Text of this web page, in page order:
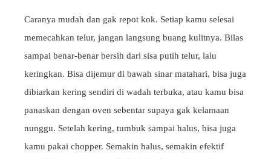
Caranya mudah dan gak repot kok. Setiap kamu selesai
memecahkan telur, jangan langsung buang kulitnya. Bilas
sampai benar-benar bersih dari sisa putih telur, lalu
keringkan. Bisa dijemur di bawah sinar matahari, bisa juga
dibiarkan kering sendiri di wadah terbuka, atau kamu bisa
panaskan dengan oven sebentar supaya gak kelamaan
nunggu. Setelah kering, tumbuk sampai halus, bisa juga
kamu pakai chopper. Semakin halus, semakin efektif